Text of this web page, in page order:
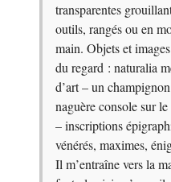
transparentes
outils, rangés ou en
main. Objets et
du regard : naturalia
d’art – un
naguère console sur
– inscriptions
vénérés, maximes,
Il m’entraîne vers la